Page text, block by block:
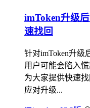
imToken升级
速找回
针对imToken升级
用户可能会陷入
为大家提供快速
应对升级...